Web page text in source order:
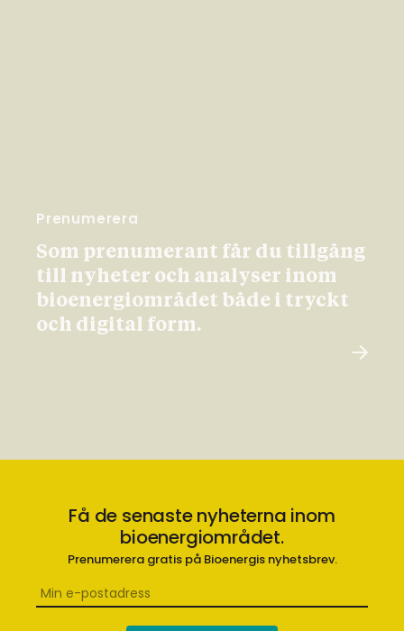
Prenumerera
Som prenumerant får du tillgång
till nyheter och analyser inom
bioenergiområdet både i tryckt
och digital form.
Få de senaste nyheterna inom
bioenergiområdet.
Prenumerera gratis på Bioenergis nyhetsbrev.